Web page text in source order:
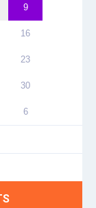
9
16
23
30
6